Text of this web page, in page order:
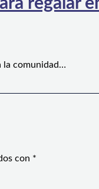
la comunidad…
con *